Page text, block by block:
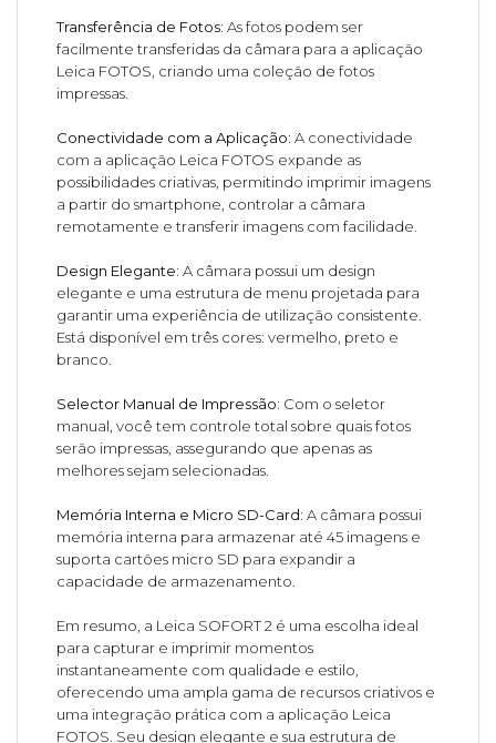
Transferência de Fotos: As fotos podem ser
facilmente transferidas da câmara para a aplicação
Leica FOTOS, criando uma coleção de fotos
impressas.
Conectividade com a Aplicação: A conectividade
com a aplicação Leica FOTOS expande as
possibilidades criativas, permitindo imprimir imagens
a partir do smartphone, controlar a câmara
remotamente e transferir imagens com facilidade.
Design Elegante: A câmara possui um design
elegante e uma estrutura de menu projetada para
garantir uma experiência de utilização consistente.
Está disponível em três cores: vermelho, preto e
branco.
Selector Manual de Impressão: Com o seletor
manual, você tem controle total sobre quais fotos
serão impressas, assegurando que apenas as
melhores sejam selecionadas.
Memória Interna e Micro SD-Card: A câmara possui
memória interna para armazenar até 45 imagens e
suporta cartões micro SD para expandir a
capacidade de armazenamento.
Em resumo, a Leica SOFORT 2 é uma escolha ideal
para capturar e imprimir momentos
instantaneamente com qualidade e estilo,
oferecendo uma ampla gama de recursos criativos e
uma integração prática com a aplicação Leica
FOTOS. Seu design elegante e sua estrutura de